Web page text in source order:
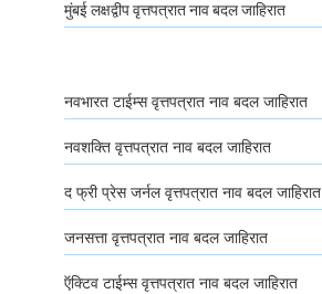
मुंबई लक्षद्वीप वृत्तपत्रात नाव बदल जाहिरात
नवभारत टाईम्स वृत्तपत्रात नाव बदल जाहिरात
नवशक्ति वृत्तपत्रात नाव बदल जाहिरात
द फ्री प्रेस जर्नल वृत्तपत्रात नाव बदल जाहिरात
जनसत्ता वृत्तपत्रात नाव बदल जाहिरात
ऍक्टिव टाईम्स वृत्तपत्रात नाव बदल जाहिरात